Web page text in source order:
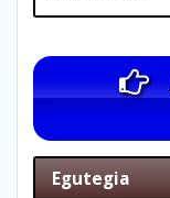
Egutegia